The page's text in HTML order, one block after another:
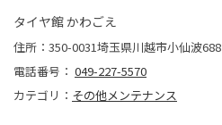
タイヤ館 かわごえ
住所：350-0031埼玉県川越市小仙波688
電話番号： 049-227-5570
カテゴリ： その他メンテナンス